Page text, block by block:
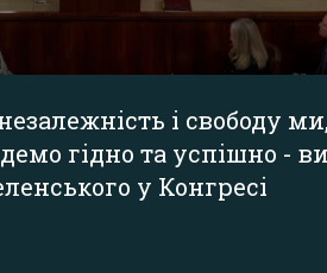
і свободу
гідно та успішно -
у Конгресі